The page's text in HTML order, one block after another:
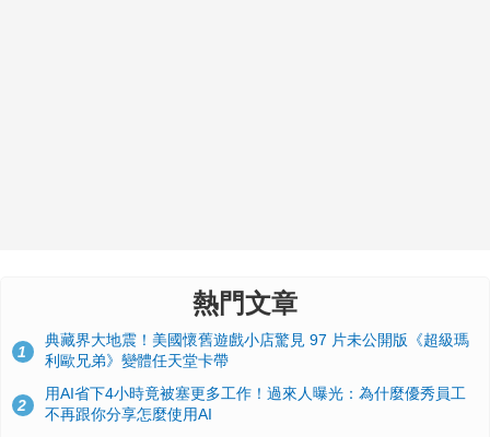
熱門文章
1
典藏界大地震！美國懷舊遊戲小店驚見 97 片未公開版《超級瑪
利歐兄弟》變體任天堂卡帶
2
用AI省下4小時竟被塞更多工作！過來人曝光：為什麼優秀員工
不再跟你分享怎麼使用AI